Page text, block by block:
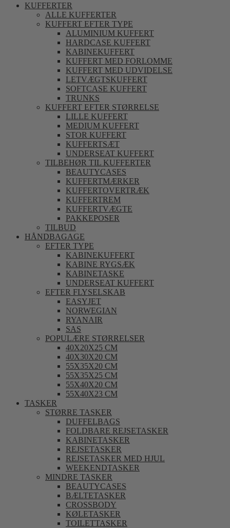
KUFFERTER
ALLE KUFFERTER
KUFFERT EFTER TYPE
ALUMINIUM KUFFERT
HARDCASE KUFFERT
KABINEKUFFERT
KUFFERT MED FORLOMME
KUFFERT MED UDVIDELSE
LETVÆGTSKUFFERT
SOFTCASE KUFFERT
TRUNKS
KUFFERT EFTER STØRRELSE
LILLE KUFFERT
MEDIUM KUFFERT
STOR KUFFERT
KUFFERTSÆT
UNDERSEAT KUFFERT
TILBEHØR TIL KUFFERTER
BEAUTYCASES
KUFFERTMÆRKER
KUFFERTOVERTRÆK
KUFFERTREM
KUFFERTVÆGTE
PAKKEPOSER
TILBUD
HÅNDBAGAGE
EFTER TYPE
KABINEKUFFERT
KABINE RYGSÆK
KABINETASKE
UNDERSEAT KUFFERT
EFTER FLYSELSKAB
EASYJET
NORWEGIAN
RYANAIR
SAS
POPULÆRE STØRRELSER
40X20X25 CM
40X30X20 CM
55X35X20 CM
55X35X25 CM
55X40X20 CM
55X40X23 CM
TASKER
STØRRE TASKER
DUFFELBAGS
FOLDBARE REJSETASKER
KABINETASKER
REJSETASKER
REJSETASKER MED HJUL
WEEKENDTASKER
MINDRE TASKER
BEAUTYCASES
BÆLTETASKER
CROSSBODY
KØLETASKER
TOILETTASKER